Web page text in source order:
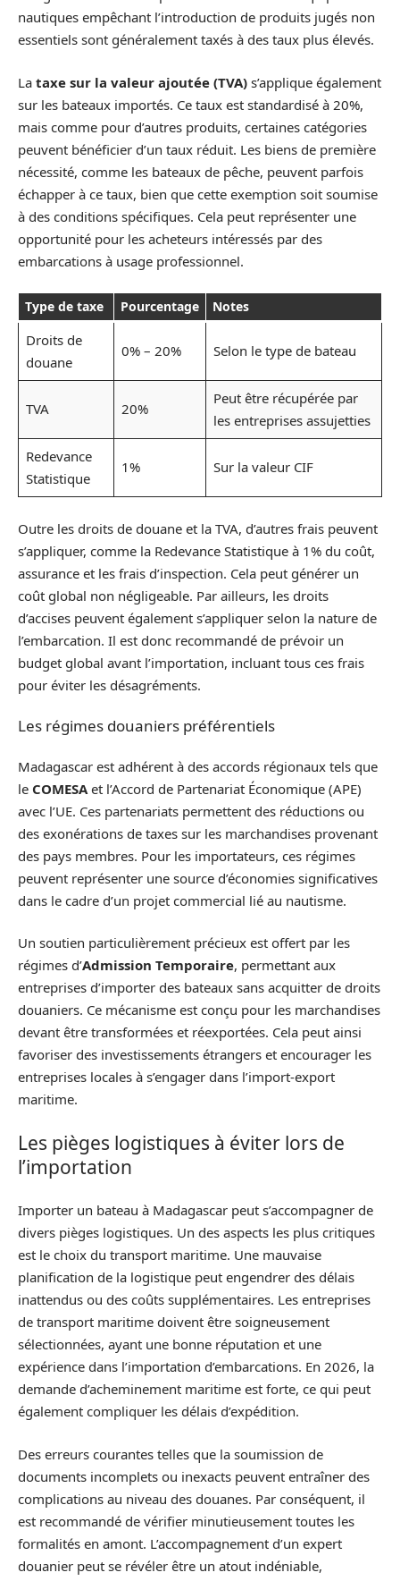
nautiques empêchant l’introduction de produits jugés non
essentiels sont généralement taxés à des taux plus élevés.
La taxe sur la valeur ajoutée (TVA) s’applique également
sur les bateaux importés. Ce taux est standardisé à 20%,
mais comme pour d’autres produits, certaines catégories
peuvent bénéficier d’un taux réduit. Les biens de première
nécessité, comme les bateaux de pêche, peuvent parfois
échapper à ce taux, bien que cette exemption soit soumise
à des conditions spécifiques. Cela peut représenter une
opportunité pour les acheteurs intéressés par des
embarcations à usage professionnel.
Type de taxe Pourcentage Notes
Droits de
douane
0% – 20% Selon le type de bateau
TVA 20%
Peut être récupérée par
les entreprises assujetties
Redevance
Statistique
1% Sur la valeur CIF
Outre les droits de douane et la TVA, d’autres frais peuvent
s’appliquer, comme la Redevance Statistique à 1% du coût,
assurance et les frais d’inspection. Cela peut générer un
coût global non négligeable. Par ailleurs, les droits
d’accises peuvent également s’appliquer selon la nature de
l’embarcation. Il est donc recommandé de prévoir un
budget global avant l’importation, incluant tous ces frais
pour éviter les désagréments.
Les régimes douaniers préférentiels
Madagascar est adhérent à des accords régionaux tels que
le COMESA et l’Accord de Partenariat Économique (APE)
avec l’UE. Ces partenariats permettent des réductions ou
des exonérations de taxes sur les marchandises provenant
des pays membres. Pour les importateurs, ces régimes
peuvent représenter une source d’économies significatives
dans le cadre d’un projet commercial lié au nautisme.
Un soutien particulièrement précieux est offert par les
régimes d’Admission Temporaire, permettant aux
entreprises d’importer des bateaux sans acquitter de droits
douaniers. Ce mécanisme est conçu pour les marchandises
devant être transformées et réexportées. Cela peut ainsi
favoriser des investissements étrangers et encourager les
entreprises locales à s’engager dans l’import-export
maritime.
Les pièges logistiques à éviter lors de
l’importation
Importer un bateau à Madagascar peut s’accompagner de
divers pièges logistiques. Un des aspects les plus critiques
est le choix du transport maritime. Une mauvaise
planification de la logistique peut engendrer des délais
inattendus ou des coûts supplémentaires. Les entreprises
de transport maritime doivent être soigneusement
sélectionnées, ayant une bonne réputation et une
expérience dans l’importation d’embarcations. En 2026, la
demande d’acheminement maritime est forte, ce qui peut
également compliquer les délais d’expédition.
Des erreurs courantes telles que la soumission de
documents incomplets ou inexacts peuvent entraîner des
complications au niveau des douanes. Par conséquent, il
est recommandé de vérifier minutieusement toutes les
formalités en amont. L’accompagnement d’un expert
douanier peut se révéler être un atout indéniable,